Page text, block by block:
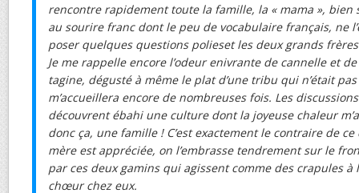
rencontre rapidement toute la famille, la « mama »,
au sourire franc dont le peu de vocabulaire français, ne
poser quelques questions polieset les deux grands
Je me rappelle encore l’odeur enivrante de cannelle et
tagine, dégusté à même le plat d’une tribu qui n’était
m’accueillera encore de nombreuses fois. Les
découvrent ébahi une culture dont la joyeuse chaleur
donc ça, une famille ! C’est exactement le contraire de
mère est appréciée, on l’embrasse tendrement sur le
par ces deux gamins qui agissent comme des crapules à
chœur chez eux.